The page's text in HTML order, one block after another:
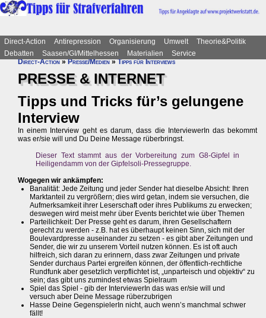
Direct-Action Antirepression Organisierung Umwelt
Theorie&Politik
Debatten
Saasen/GI/Mittelhessen Materialien
Service
Direct-Action»Presse/Medien»Tipps für Interviews
PRESSE & INTERNET
Tipps und Tricks für’s gelungene
Interview
In einem Interview geht es darum, dass die InterviewerIn das bekommt
was er/sie will und Du Deine Message rüberbringst.
Dieser Text stammt aus der Vorbereitung zum G8-Gipfel in
Heiligendamm von der Gipfelsoli-Pressegruppe.
Wogegen wir ankämpfen:
Banalität: Jede Zeitung und jeder Sender hat dieselbe Absicht: Ihren
Marktanteil zu vergrößern; dies wird getan, indem sie versuchen, die
Aufmerksamkeit ihrer Leserschaft oder ihres Publikums zu erwecken;
deswegen wird meist mehr über Events berichtet wie über Themen
Parteilichkeit: Der Presse geht es darum, ihren Gesellschaftern
gerecht zu werden - z.B. hat es überhaupt keinen Sinn, sich mit der
Boulevardpresse auseinander zu setzen - es gibt aber Zeitungen und
Sender, die wir zu unserem Vorteil nutzen können. Es ist oft auch
hilfreich, sich daran zu erinnern, dass zwar Zeitungen und private
Sender durchaus Partei ergreifen können, der öffentlich-rechtliche
Rundfunk aber gesetzlich verpflichtet ist, „unparteisch und objektiv“ zu
sein; das gibt uns zumindest etwas Spielraum
Spiel das Spiel - gib der InterviewerIn das was er/sie will und
versuch aber Deine Message rüberzubrigen
Hasse Deine GegenspielerIn nicht, auch wenn’s manchmal schwer
fällt!